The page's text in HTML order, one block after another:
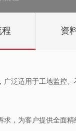
移动监控
橇移动监控
程 资
泛适用于工地监控
，为客户提供全面